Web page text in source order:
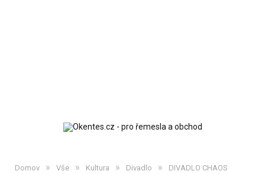
Domov » Vše » Kultura » Divadlo »
DIVADLO CHAOS